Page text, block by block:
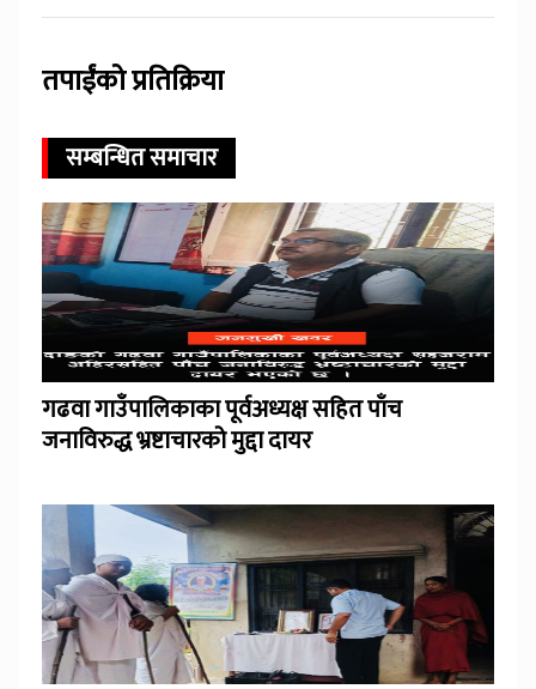
तपाईंको प्रतिक्रिया
सम्बन्धित समाचार
गढवा गाउँपालिकाका पूर्वअध्यक्ष सहित पाँच
जनाविरुद्ध भ्रष्टाचारको मुद्दा दायर